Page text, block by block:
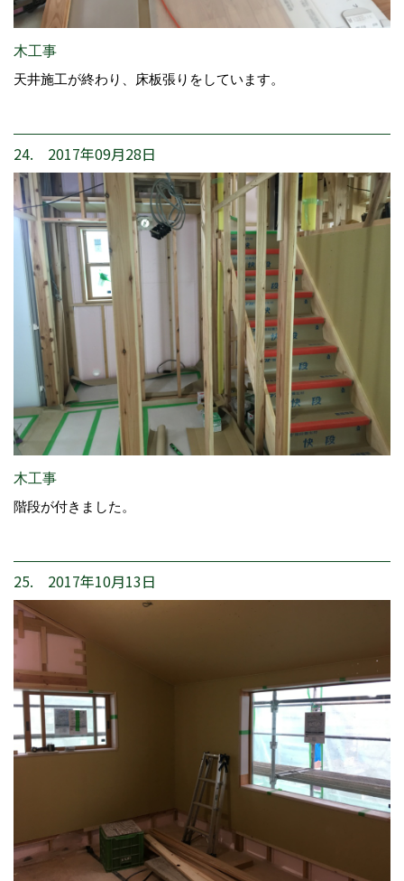
木工事
天井施工が終わり、床板張りをしています。
24. 2017年09月28日
木工事
階段が付きました。
25. 2017年10月13日